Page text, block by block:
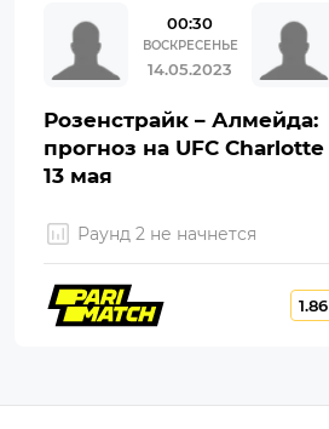
00:30
ВОСКРЕСЕНЬЕ
14.05.2023
Розенстрайк – Алмейда:
прогноз на UFC Charlotte
13 мая
Раунд 2 не начнется
1.86